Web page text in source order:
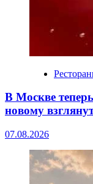
В Москве
новому
07.08.2026